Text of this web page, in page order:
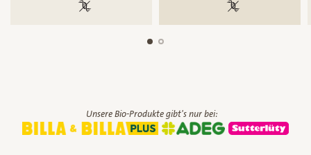
100 % gentechnikfrei 100 %
Unsere Bio-Produkte gibt's nur bei: